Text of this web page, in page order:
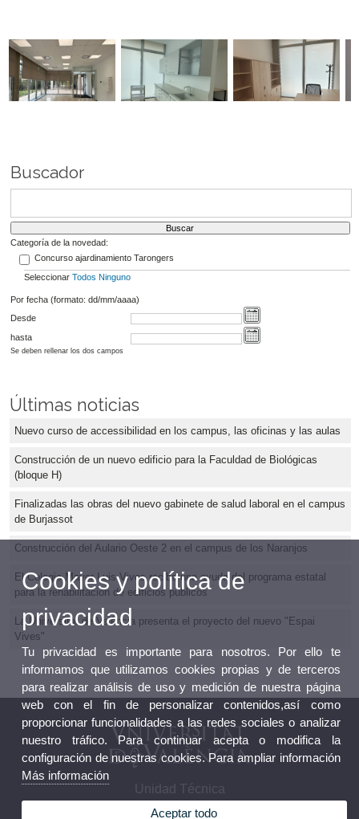
Buscador
Categoría de la novedad:
Concurso ajardinamiento Tarongers
Seleccionar Todos Ninguno
Por fecha (formato: dd/mm/aaaa)
Desde
hasta
Se deben rellenar los dos campos
Últimas noticias
Nuevo curso de accessibilidad en los campus, las oficinas y las aulas
Construcción de un nuevo edificio para la Faculdad de Biológicas
(bloque H)
Finalizadas las obras del nuevo gabinete de salud laboral en el campus
de Burjassot
Construcción del Aulario Oeste 2 en el campus de los Naranjos
El Colegio Mayor Luis Vives recibe una ayuda del programa estatal
para la rehabilitación de edificios públicos
La Universitat de València presenta el proyecto del nuevo "Espai
Vives"
Unidad Técnica
Cookies y política de
privacidad
Tu privacidad es importante para nosotros. Por ello te
informamos que utilizamos cookies propias y de terceros
para realizar análisis de uso y medición de nuestra página
web con el fin de personalizar contenidos,así como
proporcionar funcionalidades a las redes sociales o analizar
nuestro tráfico. Para continuar acepta o modifica la
configuración de nuestras cookies. Para ampliar información
Más información
Aceptar todo